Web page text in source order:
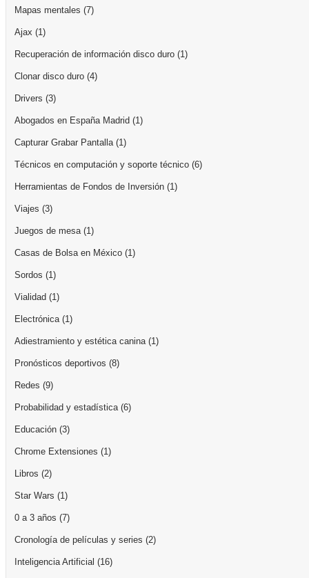
Mapas mentales (7)
Ajax (1)
Recuperación de información disco duro (1)
Clonar disco duro (4)
Drivers (3)
Abogados en España Madrid (1)
Capturar Grabar Pantalla(1)
Técnicos en computación y soporte técnico (6)
Herramientas de Fondos de Inversión (1)
Viajes (3)
Juegos de mesa(1)
Casas de Bolsa en México (1)
Sordos (1)
Vialidad (1)
Electrónica(1)
Adiestramiento y estética canina(1)
Pronósticos deportivos (8)
Redes (9)
Probabilidad y estadística(6)
Educación (3)
Chrome Extensiones (1)
Libros (2)
Star Wars (1)
0 a 3 años (7)
Cronología de películas y series (2)
Inteligencia Artificial (16)